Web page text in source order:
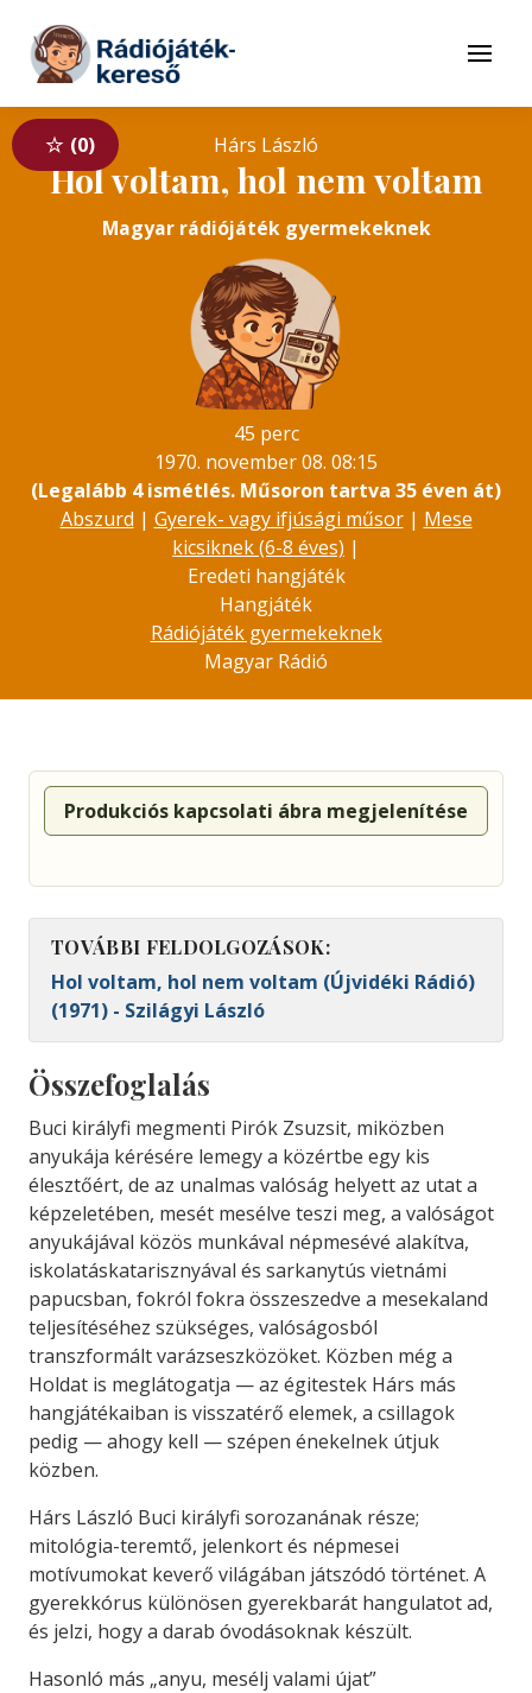
Tovább a tartalomhoz
Menü
0 Hárs László
Hol voltam, hol nem voltam
Magyar rádiójáték gyermekeknek
45 perc
1970. november 08. 08:15
(Legalább 4 ismétlés. Műsoron tartva 35 éven át)
Abszurd | Gyerek- vagy ifjúsági műsor| Mese
kicsiknek (6-8 éves) |
Eredeti hangjáték
Hangjáték
Rádiójáték gyermekeknek
Magyar Rádió
Produkciós kapcsolati ábra megjelenítése
TOVÁBBI FELDOLGOZÁSOK:
Hol voltam, hol nem voltam (Újvidéki Rádió)
(1971) - Szilágyi László
Összefoglalás
Buci királyfi megmenti Pirók Zsuzsit, miközben
anyukája kérésére lemegy a közértbe egy kis
élesztőért, de az unalmas valóság helyett az utat a
képzeletében, mesét mesélve teszi meg, a valóságot
anyukájával közös munkával népmesévé alakítva,
iskolatáskatarisznyával és sarkanytús vietnámi
papucsban, fokról fokra összeszedve a mesekaland
teljesítéséhez szükséges, valóságosból
transzformált varázseszközöket. Közben még a
Holdat is meglátogatja — az égitestek Hárs más
hangjátékaiban is visszatérő elemek, a csillagok
pedig — ahogy kell — szépen énekelnek útjuk
közben.
Hárs László Buci királyfi sorozanának része;
mitológia-teremtő, jelenkort és népmesei
motívumokat keverő világában játszódó történet. A
gyerekkórus különösen gyerekbarát hangulatot ad,
és jelzi, hogy a darab óvodásoknak készült.
Hasonló más „anyu, mesélj valami újat”